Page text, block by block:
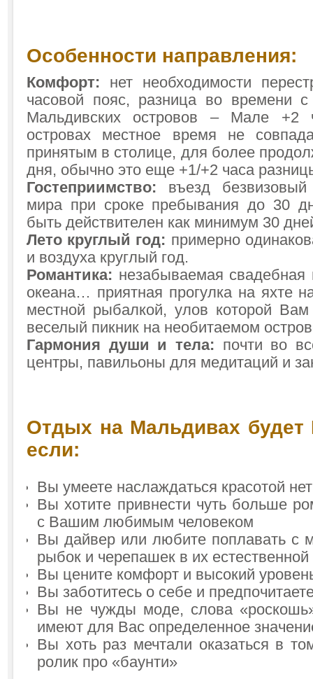
Особенности направления:
Комфорт: нет необходимости
часовой пояс, разница во времени
Мальдивских островов – Мале +2
островах местное время не
принятым в столице, для более
дня, обычно это еще +1/+2 часа
Гостеприимство: въезд
мира при сроке пребывания до 30
быть действителен как минимум 30
Лето круглый год: примерно
и воздуха круглый год.
Романтика: незабываемая свадебная
океана… приятная прогулка на яхте
местной рыбалкой, улов которой
веселый пикник на необитаемом
Гармония души и тела: почти во
центры, павильоны для медитаций и
Отдых на Мальдивах будет
если:
Вы умеете наслаждаться красотой
Вы хотите привнести чуть больше
с Вашим любимым человеком
Вы дайвер или любите поплавать с
рыбок и черепашек в их
Вы цените комфорт и высокий
Вы заботитесь о себе и
Вы не чужды моде, слова
имеют для Вас определенное
Вы хоть раз мечтали оказаться в
ролик про «баунти»